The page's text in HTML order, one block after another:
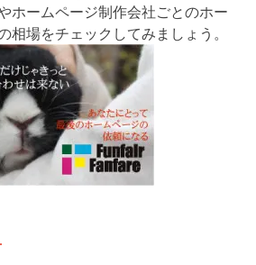
ホームページ制作会社ごとのホー
相場をチェックしてみましょう。